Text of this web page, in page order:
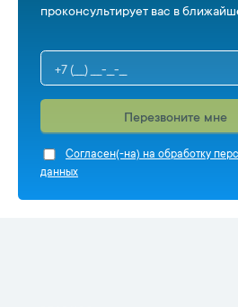
проконсультирует вас в
Перезвоните мне
Cогласен(-на) на обработку
данных